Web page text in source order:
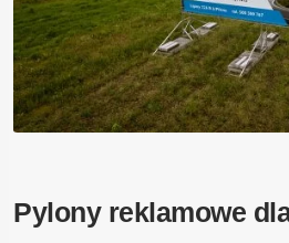
Pylony reklamowe